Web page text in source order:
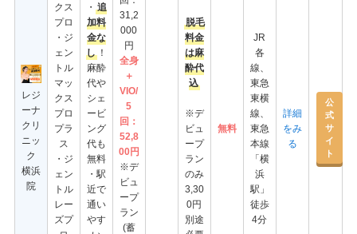
レジ
ーナ
クリ
ニッ
ク
横浜
院
クス
プロ
・ジ
ェン
トル
マッ
クス
プロ
プラ
ス
・ジ
ェン
トル
レー
ズプ
・ 追
加料
金な
し！
麻酔
代や
シェ
ービ
ング
代も
無料
・駅
近で
通い
やす
31,2
000
円
全身
＋
VIO/
5
回：
52,8
00円
※デ
ビュ
ープ
ラン
(蓄
脱毛
料金
は麻
酔代
込
※デ
ビュ
ープ
ラン
のみ
3,30
0円
別途
無料
JR
各
線、
東急
東横
線、
東急
本線
「横
浜
駅」
徒歩
4分
詳細
をみ
る
公
式
サ
イ
ト